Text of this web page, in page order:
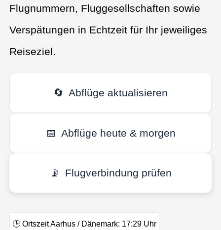
Flugnummern, Fluggesellschaften sowie
Verspätungen in Echtzeit für Ihr jeweiliges
Reiseziel.
🔄 Abflüge aktualisieren
📅 Abflüge heute & morgen
📡 Flugverbindung prüfen
🕒 Ortszeit Aarhus / Dänemark: 17:29 Uhr